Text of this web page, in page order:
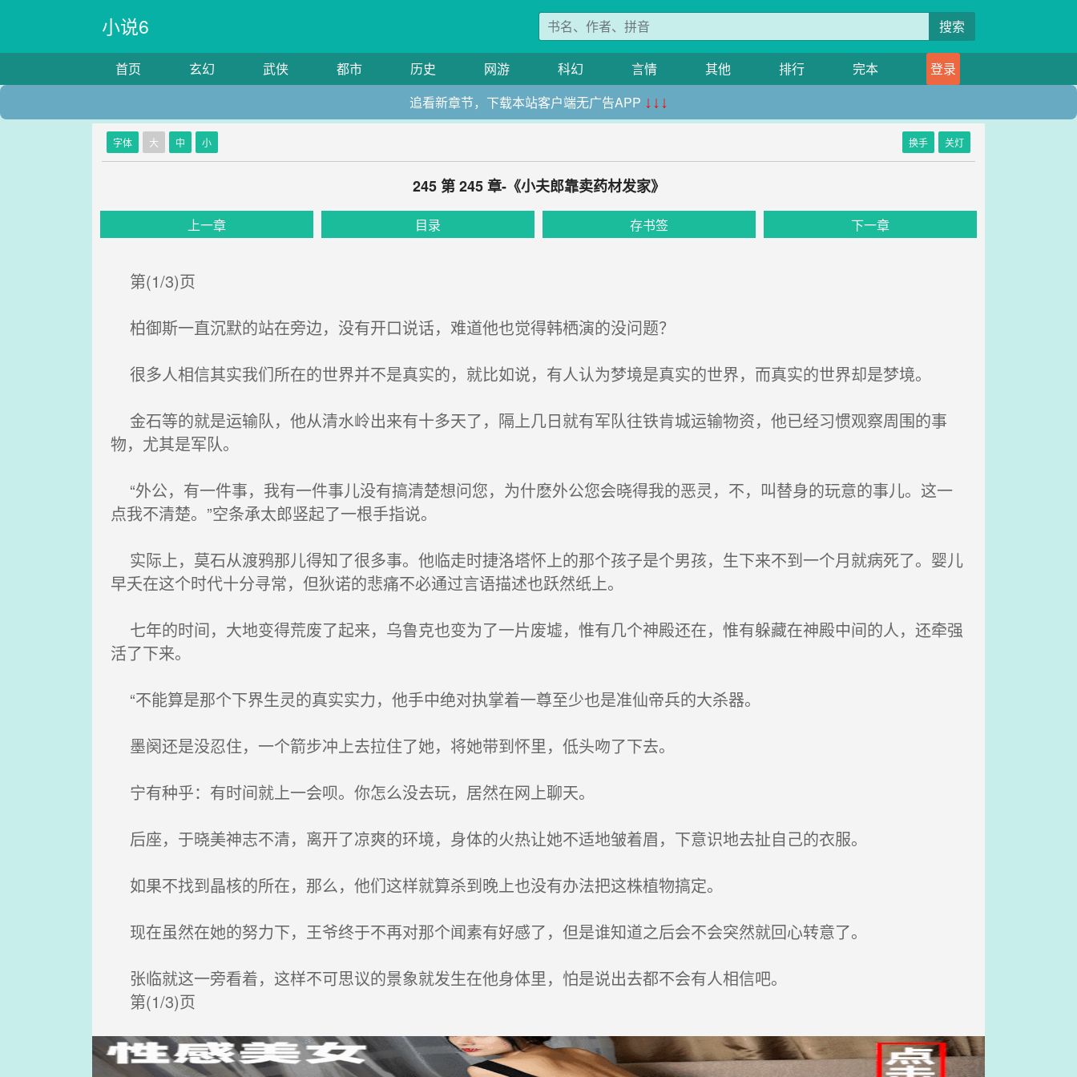
小说6 搜索
首页 玄幻 武侠 都市 历史 网游 科幻 言情 其他 排行 完本
登录
追看新章节，下载本站客户端无广告APP ↓↓↓
字体 大 中 小 换手 关灯
245 第 245 章-《小夫郎靠卖药材发家》
上一章 目录 存书签 下一章
第(1/3)页
柏御斯一直沉默的站在旁边，没有开口说话，难道他也觉得韩栖演的没问题？
很多人相信其实我们所在的世界并不是真实的，就比如说，有人认为梦境是真实的世界，而真实的世界却是梦境。
金石等的就是运输队，他从清水岭出来有十多天了，隔上几日就有军队往铁肯城运输物资，他已经习惯观察周围的事
物，尤其是军队。
“外公，有一件事，我有一件事儿没有搞清楚想问您，为什麽外公您会晓得我的恶灵，不，叫替身的玩意的事儿。这一
点我不清楚。”空条承太郎竖起了一根手指说。
实际上，莫石从渡鸦那儿得知了很多事。他临走时捷洛塔怀上的那个孩子是个男孩，生下来不到一个月就病死了。婴儿
早夭在这个时代十分寻常，但狄诺的悲痛不必通过言语描述也跃然纸上。
七年的时间，大地变得荒废了起来，乌鲁克也变为了一片废墟，惟有几个神殿还在，惟有躲藏在神殿中间的人，还牵强
活了下来。
“不能算是那个下界生灵的真实实力，他手中绝对执掌着一尊至少也是准仙帝兵的大杀器。
墨阕还是没忍住，一个箭步冲上去拉住了她，将她带到怀里，低头吻了下去。
宁有种乎：有时间就上一会呗。你怎么没去玩，居然在网上聊天。
后座，于晓美神志不清，离开了凉爽的环境，身体的火热让她不适地皱着眉，下意识地去扯自己的衣服。
如果不找到晶核的所在，那么，他们这样就算杀到晚上也没有办法把这株植物搞定。
现在虽然在她的努力下，王爷终于不再对那个闻素有好感了，但是谁知道之后会不会突然就回心转意了。
张临就这一旁看着，这样不可思议的景象就发生在他身体里，怕是说出去都不会有人相信吧。
第(1/3)页